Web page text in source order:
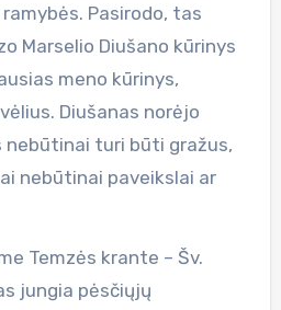
Pasirodo, tas
Marselio Diušano kūrinys
meno kūrinys,
Diušanas norėjo
nebūtinai turi būti gražus,
nebūtinai paveikslai ar
Temzės krante – Šv.
jungia pėsčiųjų